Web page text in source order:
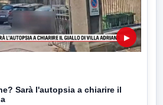
▶
Sarà l'autopsia a chiarire il